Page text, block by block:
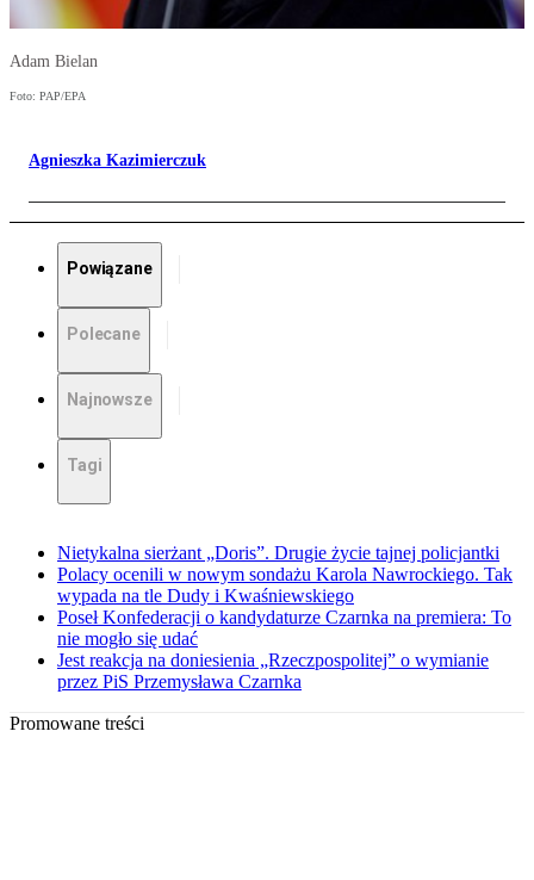
Adam Bielan
Foto: PAP/EPA
Agnieszka Kazimierczuk
Powiązane
Polecane
Najnowsze
Tagi
Nietykalna sierżant „Doris”. Drugie życie tajnej policjantki
Polacy ocenili w nowym sondażu Karola Nawrockiego. Tak
wypada na tle Dudy i Kwaśniewskiego
Poseł Konfederacji o kandydaturze Czarnka na premiera: To
nie mogło się udać
Jest reakcja na doniesienia „Rzeczpospolitej” o wymianie
przez PiS Przemysława Czarnka
Promowane treści